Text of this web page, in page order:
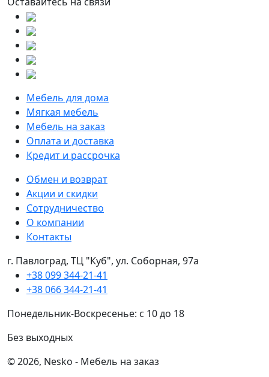
Мебель для дома
Мягкая мебель
Мебель на заказ
Оплата и доставка
Кредит и рассрочка
Обмен и возврат
Акции и скидки
Сотрудничество
О компании
Контакты
г. Павлоград, ТЦ "Куб", ул. Соборная, 97а
+38 099 344-21-41
+38 066 344-21-41
Понедельник-Воскресенье: с 10 до 18
Без выходных
© 2026, Nesko - Мебель на заказ